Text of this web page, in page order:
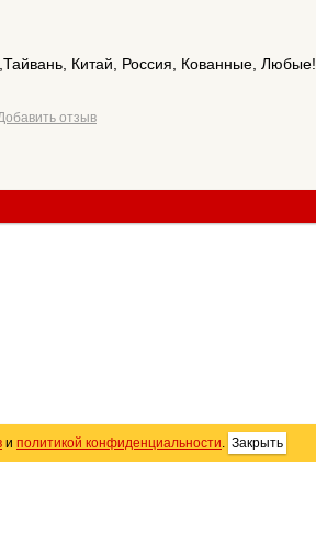
Китай, Россия, Кованные, Любые!
отзыв
и политикой конфиденциальности. Закрыть